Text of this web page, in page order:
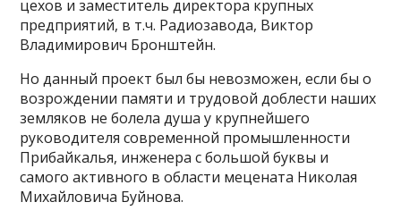
цехов и заместитель директора крупных
предприятий, в т.ч. Радиозавода, Виктор
Владимирович Бронштейн.
Но данный проект был бы невозможен, если бы о
возрождении памяти и трудовой доблести наших
земляков не болела душа у крупнейшего
руководителя современной промышленности
Прибайкалья, инженера с большой буквы и
самого активного в области мецената Николая
Михайловича Буйнова.